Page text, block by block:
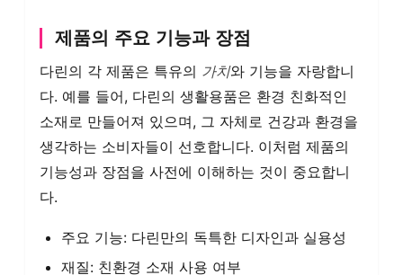
제품의 주요 기능과 장점
다린의 각 제품은 특유의 가치와 기능을 자랑합니
다. 예를 들어, 다린의 생활용품은 환경 친화적인
소재로 만들어져 있으며, 그 자체로 건강과 환경을
생각하는 소비자들이 선호합니다. 이처럼 제품의
기능성과 장점을 사전에 이해하는 것이 중요합니
다.
주요 기능: 다린만의 독특한 디자인과 실용성
재질: 친환경 소재 사용 여부